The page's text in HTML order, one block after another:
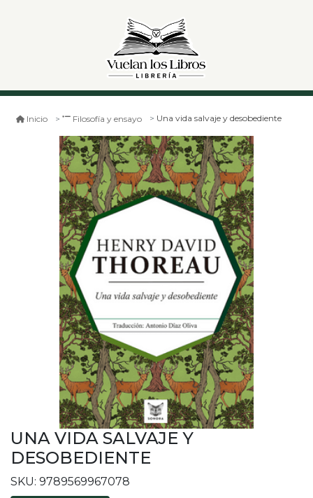
Inicio Filosofía y ensayo Una vida salvaje y desobediente
UNA VIDA SALVAJE Y
DESOBEDIENTE
SKU: 9789569967078